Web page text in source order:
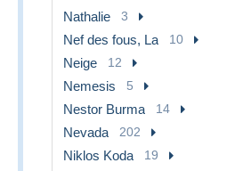
Nathalie 3
Nef des fous, La 10
Neige 12
Nemesis 5
Nestor Burma 14
Nevada 202
Niklos Koda 19